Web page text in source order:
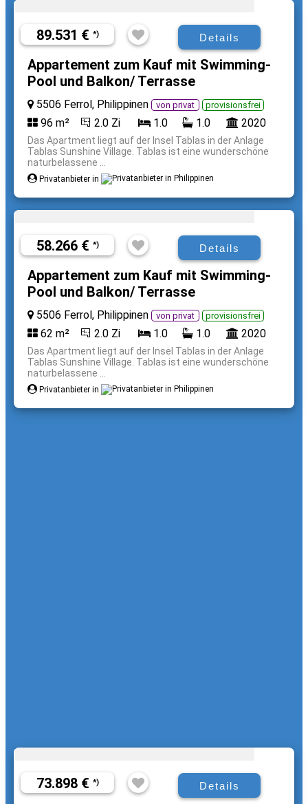
89.531 € *) Details
Appartement zum Kauf mit Swimming-
Pool und Balkon/ Terrasse
5506 Ferrol, Philippinen von privat provisionsfrei
96 m² 2.0 Zi 1.0 1.0 2020
Das Apartment liegt auf der Insel Tablas in der Anlage
Tablas Sunshine Village. Tablas ist eine wunderschöne
naturbelassene ...
Privatanbieter in
58.266 € *) Details
Appartement zum Kauf mit Swimming-
Pool und Balkon/ Terrasse
5506 Ferrol, Philippinen von privat provisionsfrei
62 m² 2.0 Zi 1.0 1.0 2020
Das Apartment liegt auf der Insel Tablas in der Anlage
Tablas Sunshine Village. Tablas ist eine wunderschöne
naturbelassene ...
Privatanbieter in
73.898 € *) Details